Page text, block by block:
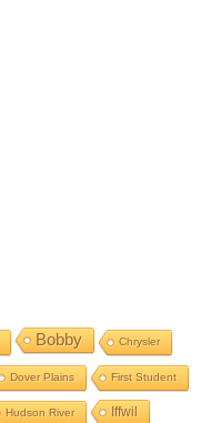
Bobby Chrysler
Dover Plains First Student
Hudson River Iffwil